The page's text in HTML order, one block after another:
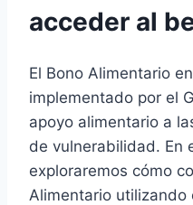
acceder al
El Bono Alimentario
implementado por el
apoyo alimentario a
de vulnerabilidad. En
exploraremos cómo
Alimentario utilizando